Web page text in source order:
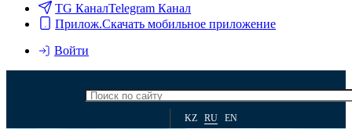
TG КаналTelegram Канал
Прилож.Скачать мобильное приложение
Войти
KZ RU EN